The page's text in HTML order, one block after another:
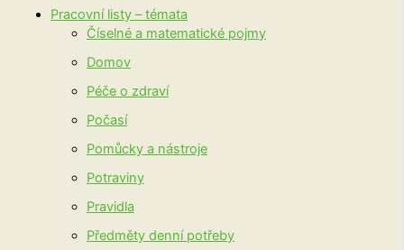
Pracovní listy – témata
Číselné a matematické pojmy
Domov
Péče o zdraví
Počasí
Pomůcky a nástroje
Potraviny
Pravidla
Předměty denní potřeby